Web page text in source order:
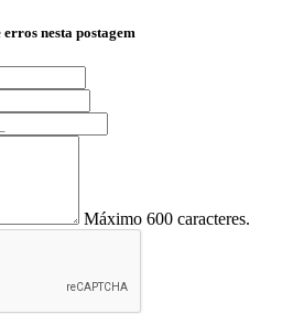
nesta postagem
Máximo 600 caracteres.